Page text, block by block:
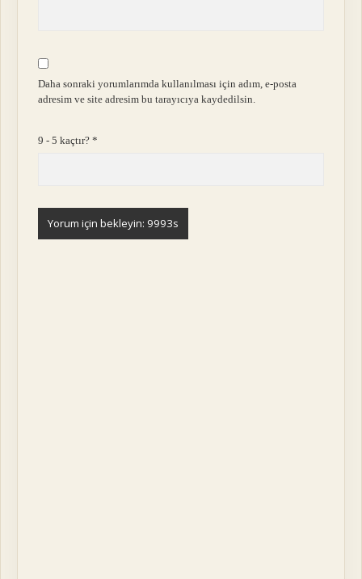
Daha sonraki yorumlarımda kullanılması için adım, e-posta
adresim ve site adresim bu tarayıcıya kaydedilsin.
9 - 5 kaçtır?*